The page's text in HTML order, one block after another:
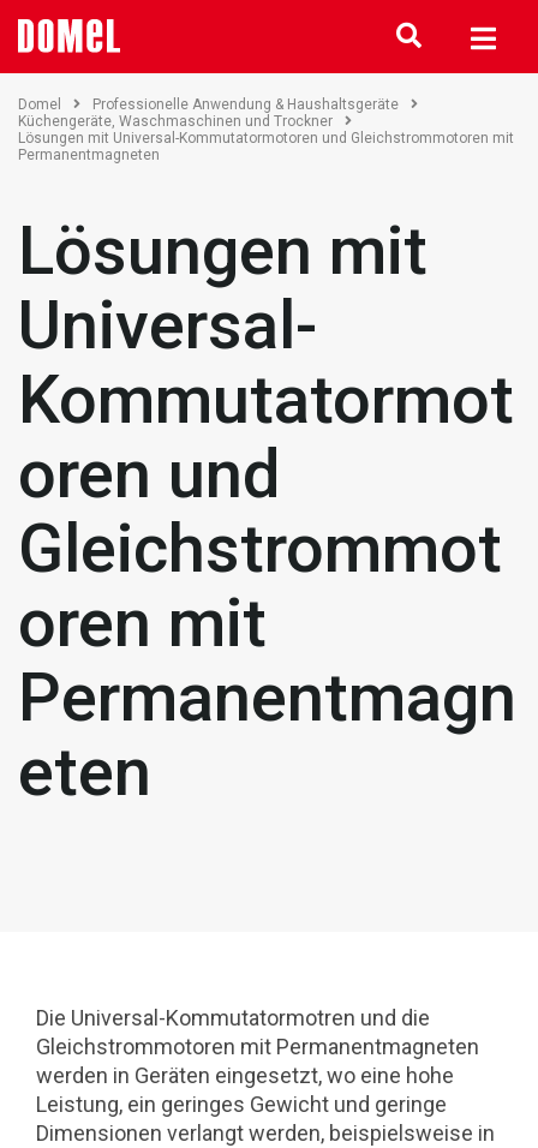
Domel
Professionelle Anwendung & Haushaltsgeräte
Küchengeräte, Waschmaschinen und Trockner
Lösungen mit Universal-Kommutatormotoren und Gleichstrommotoren mit
Permanentmagneten
Lösungen mit
Universal-
Kommutatormot
oren und
Gleichstrommot
oren mit
Permanentmagn
eten
Die Universal-Kommutatormotren und die
Gleichstrommotoren mit Permanentmagneten
werden in Geräten eingesetzt, wo eine hohe
Leistung, ein geringes Gewicht und geringe
Dimensionen verlangt werden, beispielsweise in